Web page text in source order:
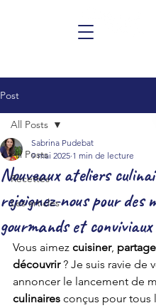
Post
All Posts
Recettes
Les articles
All Posts
Nouveaux ateliers
rejoignez-nous pour des
gourmands et
Sabrina Pudebat
9 mai 2025 1 min de lecture
Vous aimez cuisiner,
découvrir ? Je suis ravie de
annoncer le lancement de
culinaires conçus pour tous